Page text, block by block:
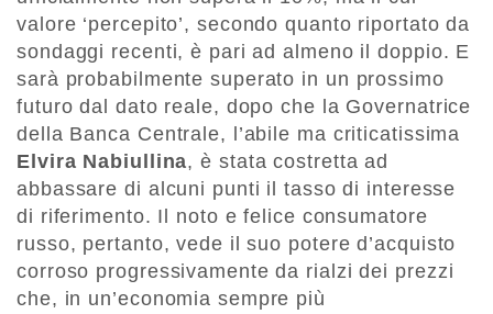
valore ‘percepito’, secondo quanto riportato da
sondaggi recenti, è pari ad almeno il doppio. E
sarà probabilmente superato in un prossimo
futuro dal dato reale, dopo che la Governatrice
della Banca Centrale, l’abile ma criticatissima
Elvira Nabiullina, è stata costretta ad
abbassare di alcuni punti il tasso di interesse
di riferimento. Il noto e felice consumatore
russo, pertanto, vede il suo potere d’acquisto
corroso progressivamente da rialzi dei prezzi
che, in un’economia sempre più